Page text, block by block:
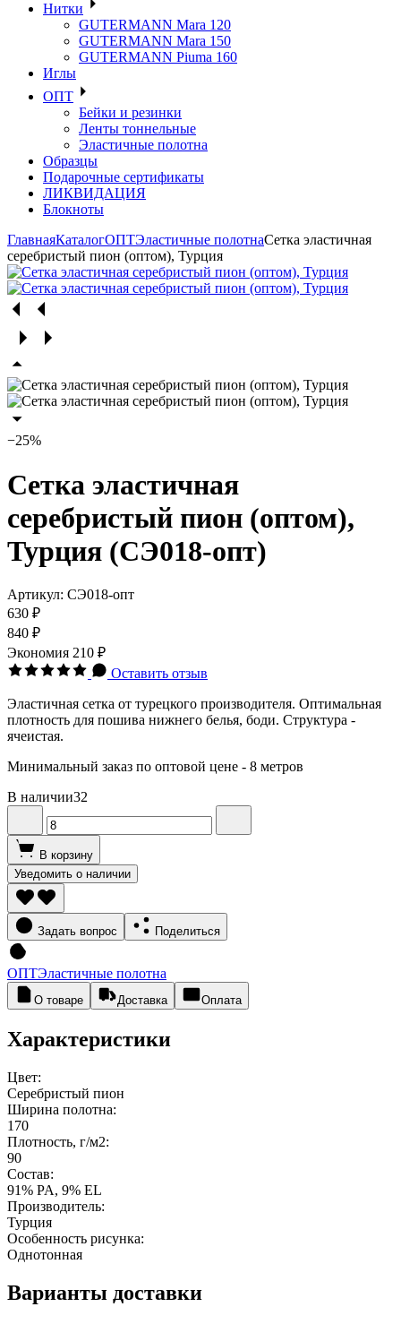
Нитки
GUTERMANN Mara 120
GUTERMANN Mara 150
GUTERMANN Piuma 160
Иглы
ОПТ
Бейки и резинки
Ленты тоннельные
Эластичные полотна
Образцы
Подарочные сертификаты
ЛИКВИДАЦИЯ
Блокноты
ГлавнаяКаталогОПТЭластичные полотнаСетка эластичная
серебристый пион (оптом), Турция
−25%
Сетка эластичная
серебристый пион (оптом),
Турция (СЭ018-опт)
Артикул: СЭ018-опт
630 ₽
840 ₽
Экономия 210 ₽
Оставить отзыв
Эластичная сетка от турецкого производителя. Оптимальная
плотность для пошива нижнего белья, боди. Структура -
ячеистая.
Минимальный заказ по оптовой цене - 8 метров
В наличии32
В корзину
Уведомить о наличии
Задать вопрос Поделиться
ОПТЭластичные полотна
О товаре Доставка Оплата
Характеристики
Цвет:
Серебристый пион
Ширина полотна:
170
Плотность, г/м2:
90
Состав:
91% PA, 9% EL
Производитель:
Турция
Особенность рисунка:
Однотонная
Варианты доставки